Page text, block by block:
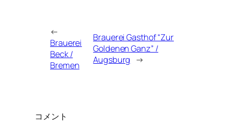
←
Brauerei
Beck /
Bremen
Brauerei Gasthof “Zur
Goldenen Ganz” /
Augsburg →
コメント